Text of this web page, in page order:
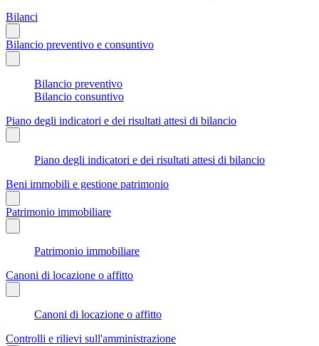
Bilanci
Bilancio preventivo e consuntivo
Bilancio preventivo
Bilancio consuntivo
Piano degli indicatori e dei risultati attesi di bilancio
Piano degli indicatori e dei risultati attesi di bilancio
Beni immobili e gestione patrimonio
Patrimonio immobiliare
Patrimonio immobiliare
Canoni di locazione o affitto
Canoni di locazione o affitto
Controlli e rilievi sull'amministrazione